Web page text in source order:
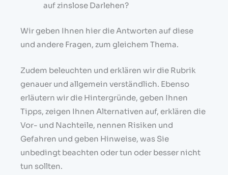
auf zinslose Darlehen?
Wir geben Ihnen hier die Antworten auf diese
und andere Fragen, zum gleichem Thema.
Zudem beleuchten und erklären wir die Rubrik
genauer und allgemein verständlich. Ebenso
erläutern wir die Hintergründe, geben Ihnen
Tipps, zeigen Ihnen Alternativen auf, erklären die
Vor- und Nachteile, nennen Risiken und
Gefahren und geben Hinweise, was Sie
unbedingt beachten oder tun oder besser nicht
tun sollten.